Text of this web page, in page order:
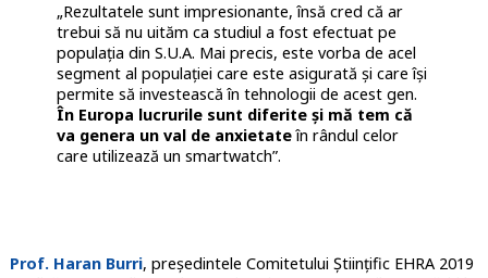
„Rezultatele sunt impresionante, însă cred că ar
trebui să nu uităm ca studiul a fost efectuat pe
populația din S.U.A. Mai precis, este vorba de acel
segment al populației care este asigurată și care își
permite să investească în tehnologii de acest gen.
În Europa lucrurile sunt diferite și mă tem că
va genera un val de anxietateîn rândul celor
care utilizează un smartwatch”.
Prof. Haran Burri, președintele Comitetului Științific EHRA 2019